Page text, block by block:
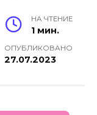
НА ЧТЕНИЕ
1 мин.
ОПУБЛИКОВАНО
27.07.2023